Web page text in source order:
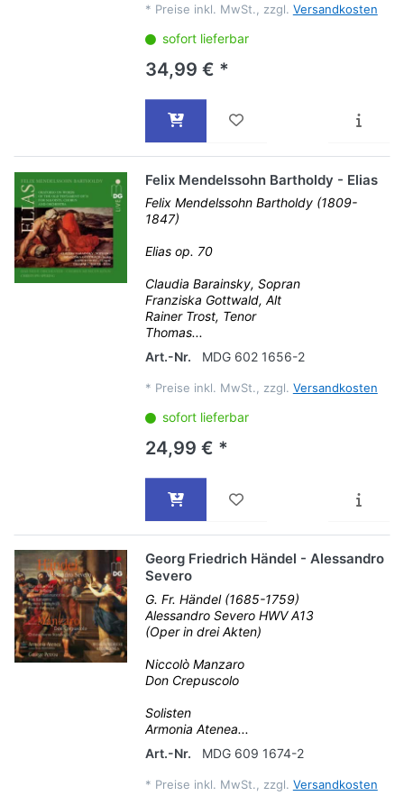
* Preise inkl. MwSt., zzgl. Versandkosten
sofort lieferbar
34,99 € *
Felix Mendelssohn Bartholdy - Elias
Felix Mendelssohn Bartholdy (1809-
1847)
Elias op. 70
Claudia Barainsky, Sopran
Franziska Gottwald, Alt
Rainer Trost, Tenor
Thomas...
Art.-Nr.
MDG 602 1656-2
* Preise inkl. MwSt., zzgl. Versandkosten
sofort lieferbar
24,99 € *
Georg Friedrich Händel - Alessandro
Severo
G. Fr. Händel (1685-1759)
Alessandro Severo HWV A13
(Oper in drei Akten)
Niccolò Manzaro
Don Crepuscolo
Solisten
Armonia Atenea...
Art.-Nr.
MDG 609 1674-2
* Preise inkl. MwSt., zzgl. Versandkosten